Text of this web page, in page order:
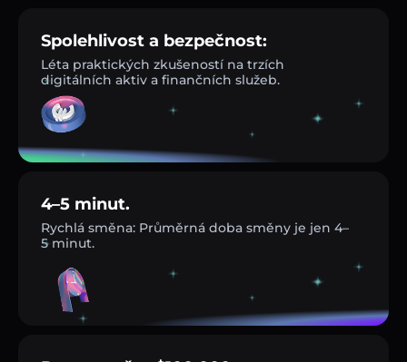
Spolehlivost a bezpečnost:
Léta praktických zkušeností na trzích
digitálních aktiv a finančních služeb.
4–5 minut.
Rychlá směna: Průměrná doba směny je jen 4–
5 minut.